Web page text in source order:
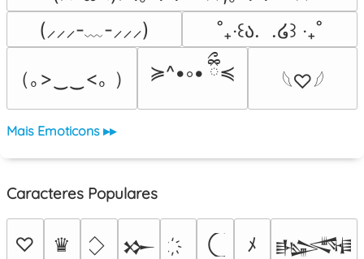
(⸝⸝⸝-﹏-⸝⸝⸝)
˚₊‧꒰ა.  .໒꒱ ‧₊˚
（｡>‿‿<｡ ） ≽^•༚• ྀིྀ≼ 𓆩♡𓆪
Mais Emoticons ▸▸
Caracteres Populares
♡ ♛ 𒁍 ﾒ 𒈙